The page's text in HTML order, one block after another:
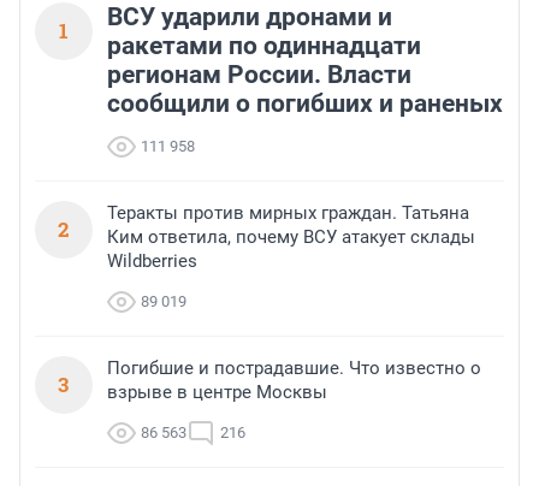
1
ВСУ ударили дронами и
ракетами по одиннадцати
регионам России. Власти
сообщили о погибших и раненых
111 958
2
Теракты против мирных граждан. Татьяна
Ким ответила, почему ВСУ атакует склады
Wildberries
89 019
3
Погибшие и пострадавшие. Что известно о
взрыве в центре Москвы
86 563 216